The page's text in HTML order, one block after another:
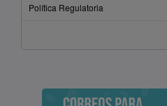
Política Regulatoria